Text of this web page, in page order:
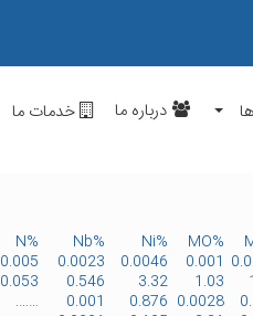
خدمات ما درباره ما
%MO
%Ni
%Nb
%N
0.001
0.0046
0.0023
0.005
1.03
3.32
0.546
0.053
0.0028
0.876
0.001
…….